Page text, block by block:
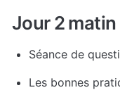
Jour 2
Séance de
Les bonnes